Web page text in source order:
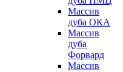
Массив
дуба ОКА
Массив
дуба
Форвард
Массив